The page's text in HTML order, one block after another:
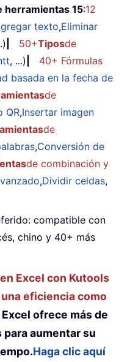
herramientas 15:12
texto,Eliminar
50+Tiposde
, ...)
40+ Fórmulas
basada en la fecha de
de
QR,Insertar imagen
de
,Conversión de
de combinación y
,Dividir celdas,
compatible con
chino y 40+ más
Excel con Kutools
eficiencia como
ofrece más de
aumentar su
Haga clic aquí